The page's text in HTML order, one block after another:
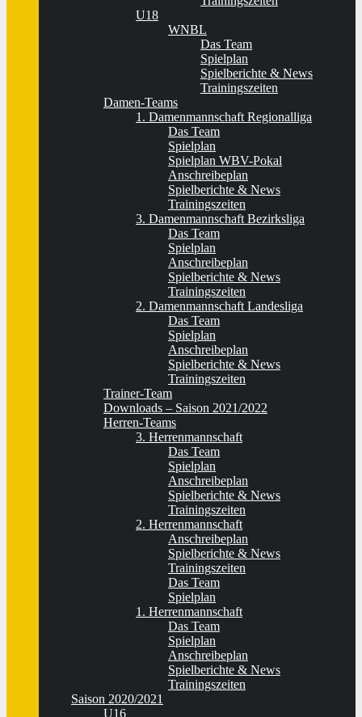
U18
WNBL
Das Team
Spielplan
Spielberichte & News
Trainingszeiten
Damen-Teams
1. Damenmannschaft Regionalliga
Das Team
Spielplan
Spielplan WBV-Pokal
Anschreibeplan
Spielberichte & News
Trainingszeiten
3. Damenmannschaft Bezirksliga
Das Team
Spielplan
Anschreibeplan
Spielberichte & News
Trainingszeiten
2. Damenmannschaft Landesliga
Das Team
Spielplan
Anschreibeplan
Spielberichte & News
Trainingszeiten
Trainer-Team
Downloads – Saison 2021/2022
Herren-Teams
3. Herrenmannschaft
Das Team
Spielplan
Anschreibeplan
Spielberichte & News
Trainingszeiten
2. Herrenmannschaft
Anschreibeplan
Spielberichte & News
Trainingszeiten
Das Team
Spielplan
1. Herrenmannschaft
Das Team
Spielplan
Anschreibeplan
Spielberichte & News
Trainingszeiten
Saison 2020/2021
U16